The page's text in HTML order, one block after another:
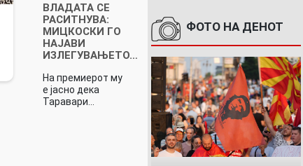
ВЛАДАТА СЕ
РАСИТНУВА:
МИЦКОСКИ ГО
НАЈАВИ
ИЗЛЕГУВАЊЕТО…
На премиерот му
е јасно дека
Таравари…
ФОТО НА ДЕНОТ